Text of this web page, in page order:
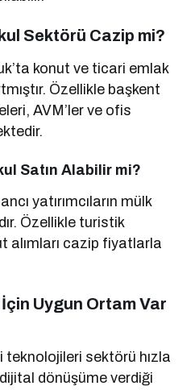
Sektörü Cazip mi?
konut ve ticari emlak
Özellikle başkent
AVM’ler ve ofis
Satın Alabilir mi?
yatırımcıların mülk
Özellikle turistik
alımları cazip fiyatlarla
Uygun Ortam Var
teknolojileri sektörü hızla
dönüşüme verdiği